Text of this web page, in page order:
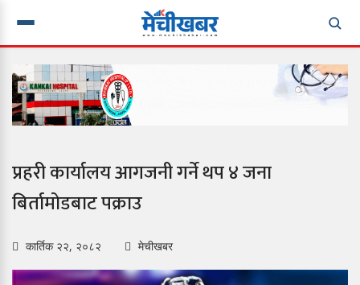
प्रहरी कार्यालय आगजनी गर्ने थप ४ जना
बिर्तामोडबाट पक्राउ
कार्तिक २२, २०८२ मेचीखबर